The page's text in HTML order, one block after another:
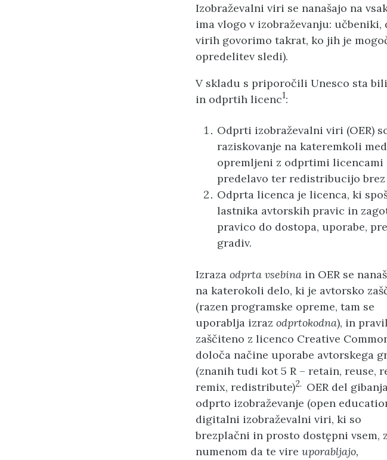
Izobraževalni viri se nanašajo na
ima vlogo v izobraževanju:
virih govorimo takrat, ko jih je
opredelitev sledi).
V skladu s priporočili Unesco sta
in odprtih licenc1:
Odprti izobraževalni viri (OER)
raziskovanje na kateremkoli
opremljeni z odprtimi licencami
predelavo ter redistribucijo
Odprta licenca je licenca, ki
lastnika avtorskih pravic in
pravico do dostopa, uporabe,
gradiv.
Izraza odprta vsebina in OER se
na katerokoli delo, ki je avtorsko
(razen programske opreme, tam se
uporablja izraz odprtokodna), in
zaščiteno z licenco Creative
določa načine uporabe avtorskega
(znanih tudi kot 5 R – retain, reuse,
remix, redistribute)2. OER del
odprto izobraževanje (open
digitalni izobraževalni viri, ki so
brezplačni in prosto dostępni vsem, z
numenom da te vire uporabljajo,